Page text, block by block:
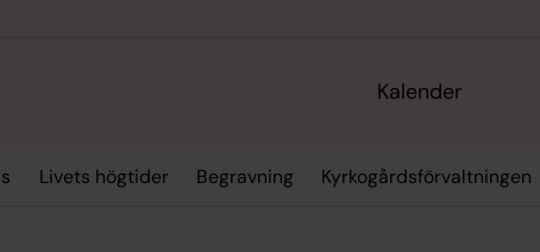
Kalender
Livets högtider Begravning Kyrkogårdsförvaltningen